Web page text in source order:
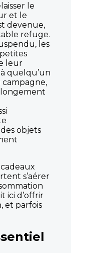
le
et le
devenue,
refuge.
les
leur
quelqu’un
campagne,
objets
s’aérer
ici d’offrir
et parfois